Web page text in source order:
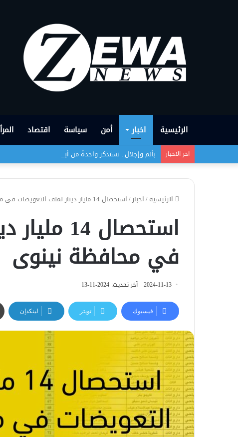
الرئيسية اخبار أمن سياسة اقتصاد
اخر الاخبار بألم وإجلال.. نستذكر واحدةً من أبشع الجرائم التي
الرئيسية/اخبار/استحصال 14 مليار دينار لملف التعويضات في محافظة نينوى
استحصال
في محافظة نينوى
2024-11-13 آخر تحديث: 2024-11-13
فيسبوك تويتر لينكدإن